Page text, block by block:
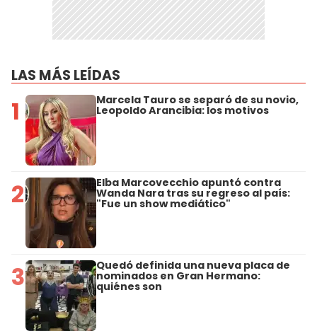
LAS MÁS LEÍDAS
1 Marcela Tauro se separó de su novio,
Leopoldo Arancibia: los motivos
2 Elba Marcovecchio apuntó contra
Wanda Nara tras su regreso al país:
"Fue un show mediático"
3 Quedó definida una nueva placa de
nominados en Gran Hermano:
quiénes son